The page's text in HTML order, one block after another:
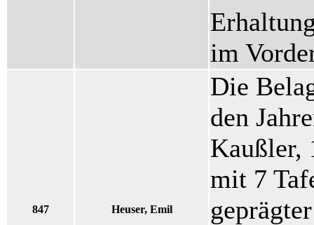
im
847 Heuser, Emil
Die
den
Kaußler,
mit 7